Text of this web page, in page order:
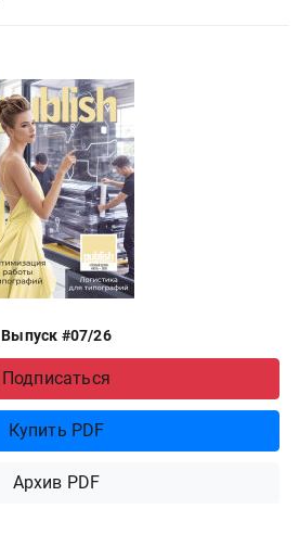
Выпуск #07/26
Подписаться
Купить PDF
Архив PDF